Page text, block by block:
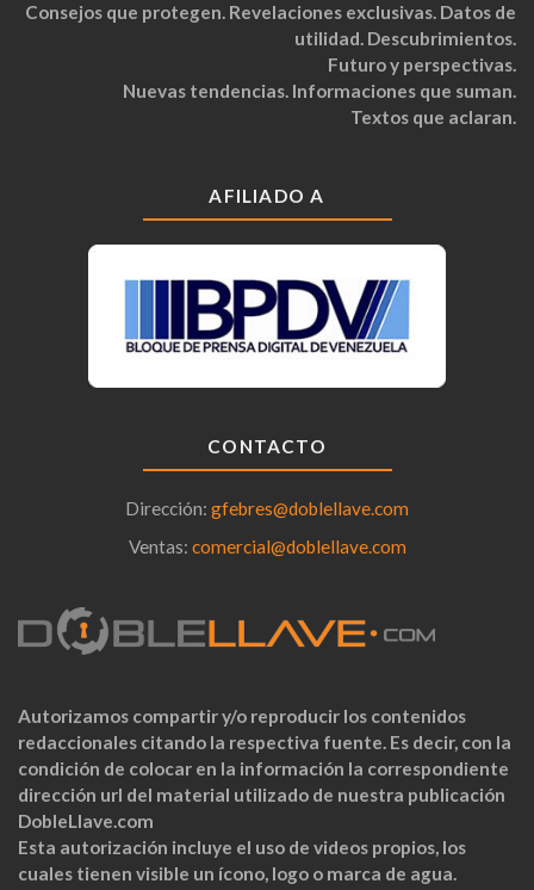
Consejos que protegen. Revelaciones exclusivas. Datos de
utilidad. Descubrimientos.
Futuro y perspectivas.
Nuevas tendencias. Informaciones que suman.
Textos que aclaran.
AFILIADO A
CONTACTO
Dirección: gfebres@doblellave.com
Ventas: comercial@doblellave.com
Autorizamos compartir y/o reproducir los contenidos
redaccionales citando la respectiva fuente. Es decir, con la
condición de colocar en la información la correspondiente
dirección url del material utilizado de nuestra publicación
DobleLlave.com
Esta autorización incluye el uso de videos propios, los
cuales tienen visible un ícono, logo o marca de agua.